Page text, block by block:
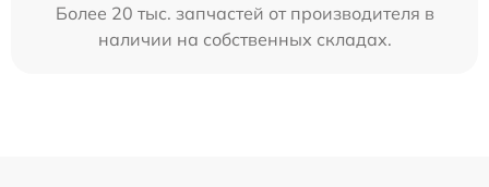
Более 20 тыс. запчастей от производителя в
наличии на собственных складах.